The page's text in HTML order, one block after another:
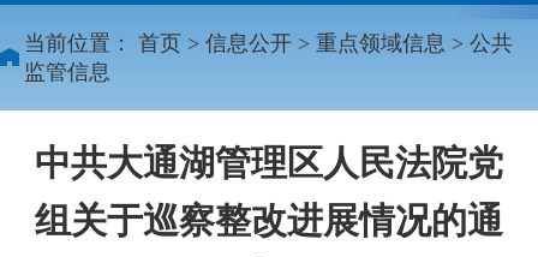
当前位置： 首页 > 信息公开 > 重点领域信息 > 公共
监管信息
中共大通湖管理区人民法院党
组关于巡察整改进展情况的通